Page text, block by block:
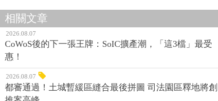
相關文章
2026.08.07
CoWoS後的下一張王牌：SoIC擴產潮，「這3檔」最受
惠！
2026.08.07
都審通過！土城暫緩區縫合最後拼圖 司法園區釋地將創